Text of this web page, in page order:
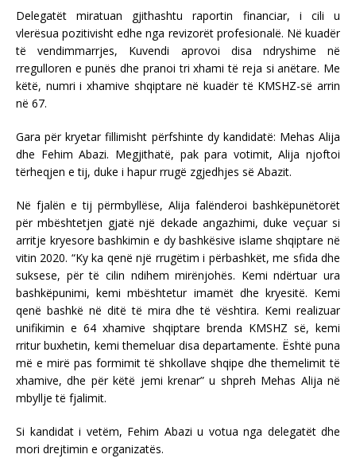
Delegatët miratuan gjithashtu raportin financiar, i cili u
vlerësua pozitivisht edhe nga revizorët profesionalë. Në kuadër
të vendimmarrjes, Kuvendi aprovoi disa ndryshime në
rregulloren e punës dhe pranoi tri xhami të reja si anëtare. Me
këtë, numri i xhamive shqiptare në kuadër të KMSHZ-së arrin
në 67.
Gara për kryetar fillimisht përfshinte dy kandidatë: Mehas Alija
dhe Fehim Abazi. Megjithatë, pak para votimit, Alija njoftoi
tërheqjen e tij, duke i hapur rrugë zgjedhjes së Abazit.
Në fjalën e tij përmbyllëse, Alija falënderoi bashkëpunëtorët
për mbështetjen gjatë një dekade angazhimi, duke veçuar si
arritje kryesore bashkimin e dy bashkësive islame shqiptare në
vitin 2020. “Ky ka qenë një rrugëtim i përbashkët, me sfida dhe
suksese, për të cilin ndihem mirënjohës. Kemi ndërtuar ura
bashkëpunimi, kemi mbështetur imamët dhe kryesitë. Kemi
qenë bashkë në ditë të mira dhe të vështira. Kemi realizuar
unifikimin e 64 xhamive shqiptare brenda KMSHZ së, kemi
rritur buxhetin, kemi themeluar disa departamente. Është puna
më e mirë pas formimit të shkollave shqipe dhe themelimit të
xhamive, dhe për këtë jemi krenar” u shpreh Mehas Alija në
mbyllje të fjalimit.
Si kandidat i vetëm, Fehim Abazi u votua nga delegatët dhe
mori drejtimin e organizatës.